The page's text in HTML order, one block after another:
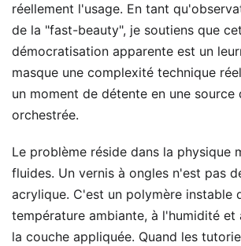
réellement l'usage. En tant
de la "fast-beauty", je soutiens que
démocratisation apparente est un
masque une complexité technique
un moment de détente en une
orchestrée.
Le problème réside dans la physique
fluides. Un vernis à ongles n'est pas
acrylique. C'est un polymère instable
température ambiante, à l'humidité et
la couche appliquée. Quand les